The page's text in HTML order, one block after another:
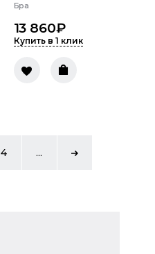
Бра
13 860₽
Купить в 1 клик
4 ...